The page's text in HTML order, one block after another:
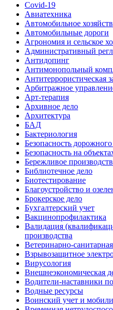
Covid-19
Авиатехника
Автомобильное
Автомобильные дороги
Агрономия и сельское
Административный
Антидопинг
Антимонопольный
Антитеррористическая
Арбитражное
Арт-терапия
Архивное дело
Архитектура
БАД
Бактериология
Безопасность
Безопасность на
Бережливое
Библиотечное дело
Биотестирование
Благоустройство и
Брокерское дело
Бухгалтерский учет
Вакцинопрофилактика
Валидация
производства
Ветеринарно-
Взрывозащитное
Вирусология
Внешнеэкономическая
Водители-наставники
Водные ресурсы
Воинский учет и